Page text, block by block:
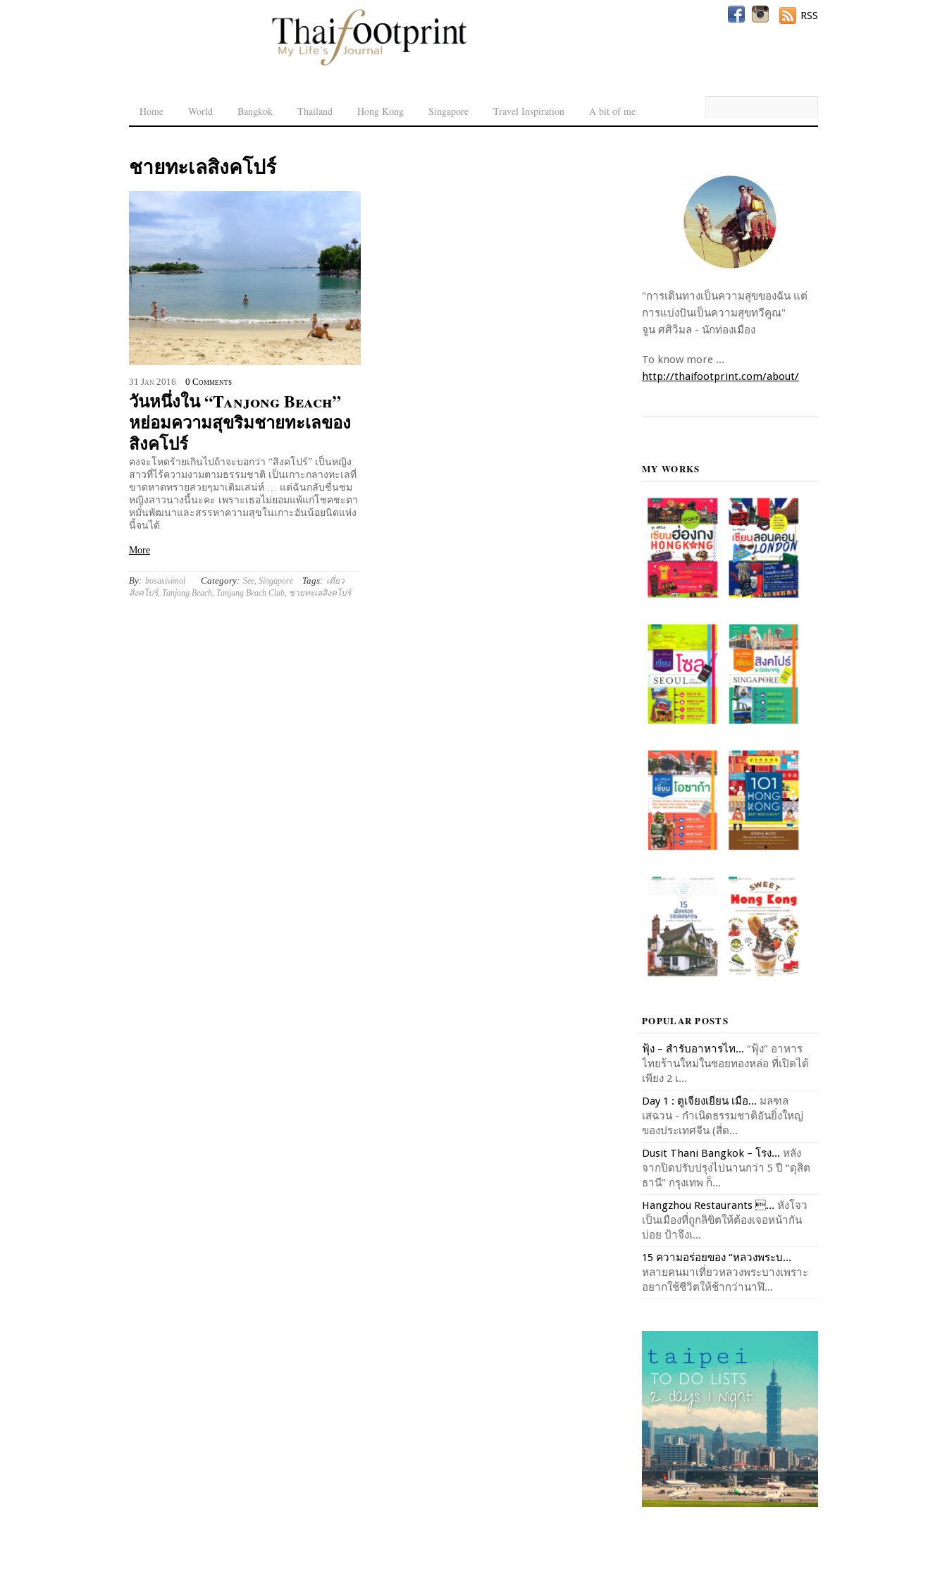
Home World Bangkok Thailand Hong Kong Singapore Travel Inspiration A bit of me
RSS
ชายทะเลสิงคโปร์
31 Jan 2016 0 Comments
วันหนึ่งใน “Tanjong Beach”
หย่อมความสุขริมชายทะเลของ
สิงคโปร์
คงจะโหดร้ายเกินไปถ้าจะบอกว่า “สิงคโปร์” เป็นหญิง
สาวที่ไร้ความงามตามธรรมชาติ เป็นเกาะกลางทะเลที่
ขาดหาดทรายสวยๆมาเติมเสน่ห์ … แต่ฉันกลับชื่นชม
หญิงสาวนางนี้นะคะ เพราะเธอไม่ยอมแพ้แก่โชคชะตา
หมั่นพัฒนาและสรรหาความสุขในเกาะอันน้อยนิดแห่ง
นี้จนได้
More
By: bosasivimol Category: See ,Singapore Tags: เที่ยว
สิงคโปร์, Tanjong Beach Tanjung Beach Club ชายทะเลสิงคโปร์
"การเดินทางเป็นความสุขของฉัน แต่
การแบ่งปันเป็นความสุขทวีคูณ"
จูน ศศิวิมล - นักท่องเมือง
To know more ...
http://thaifootprint.com/about/
MY WORKS
POPULAR POSTS
ฟุ้ง – สำรับอาหารไท... “ฟุ้ง” อาหาร
ไทยร้านใหม่ในซอยทองหล่อ ที่เปิดได้
เพียง 2 เ...
Day 1 : ตูเจียงเยียน เมือ... มลฑล
เสฉวน - กำเนิดธรรมชาติอันยิ่งใหญ่
ของประเทศจีน (สี่ด...
Dusit Thani Bangkok – โรง... หลัง
จากปิดปรับปรุงไปนานกว่า 5 ปี “ดุสิต
ธานี” กรุงเทพ ก็...
Hangzhou Restaurants ... หังโจว
เป็นเมืองที่ถูกลิขิตให้ต้องเจอหน้ากัน
บ่อย ป้าจึงเ...
15 ความอร่อยของ “หลวงพระบ...
หลายคนมาเที่ยวหลวงพระบางเพราะ
อยากใช้ชีวิตให้ช้ากว่านาฬิ...